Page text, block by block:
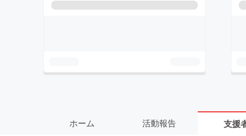
ホーム 活動報告 支援